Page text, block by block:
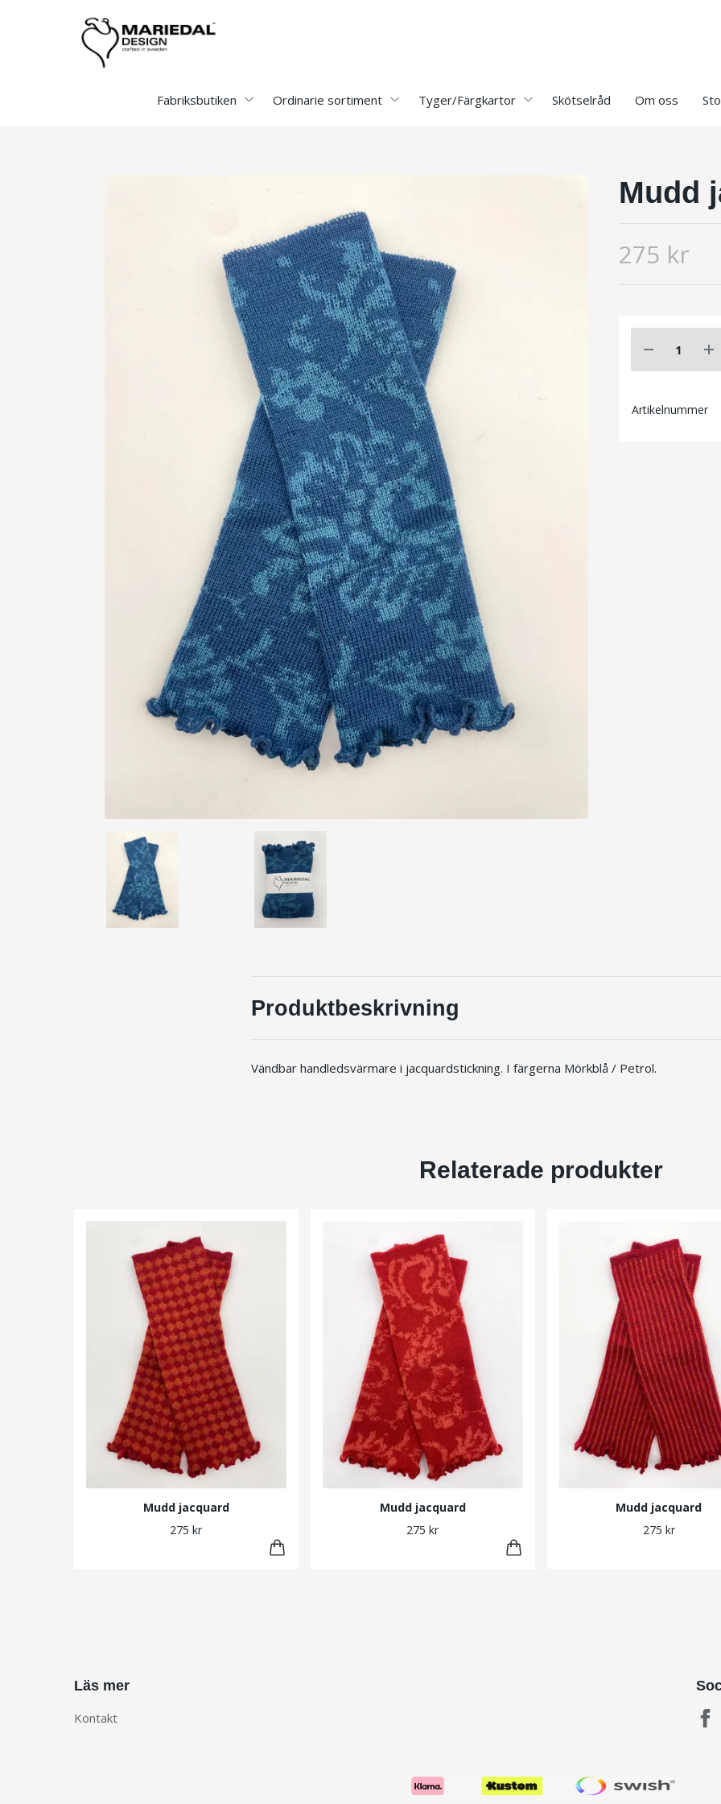
Fabriksbutiken Ordinarie sortiment Tyger/Färgkartor Skötselråd Om oss
Mudd
275 kr
Artikelnummer
Produktbeskrivning
Vändbar handledsvärmare i jacquardstickning. I färgerna Mörkblå / Petrol.
Relaterade produkter
Mudd jacquard
275 kr
Mudd jacquard
275 kr
Mudd jacquard
275 kr
Läs mer
Kontakt